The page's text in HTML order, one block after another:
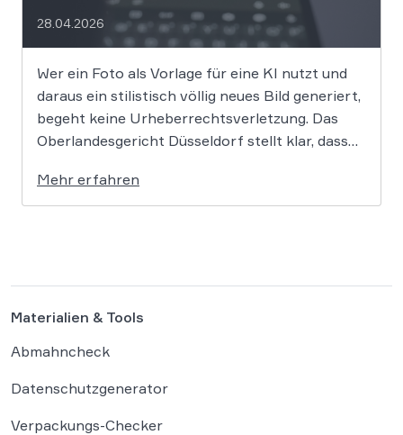
28.04.2026
Wer ein Foto als Vorlage für eine KI nutzt und
daraus ein stilistisch völlig neues Bild generiert,
begeht keine Urheberrechtsverletzung. Das
Oberlandesgericht Düsseldorf stellt klar, dass
KI-gestützte Umgestaltung zulässig ist, solange
die individuellen kreativen Merkmale des
Mehr erfahren
Materialien & Tools
Abmahncheck
Datenschutzgenerator
Verpackungs-Checker